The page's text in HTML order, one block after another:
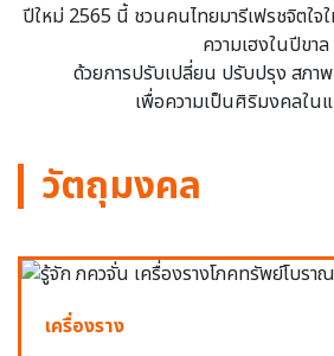
ปีใหม่ 2565 นี้ ชวนคนไทยมารีเฟรชจิตใ
ความเฮงในปีขาล
ด้วยการปรับเปลี่ยน ปรับปรุง สภา
เพื่อความเป็นศิริมงคลใน
วัตถุมงคล
เครื่องราง